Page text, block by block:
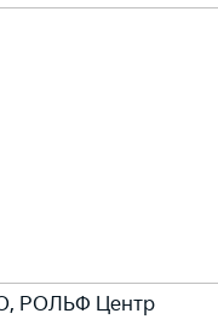
РОЛЬФ Центр